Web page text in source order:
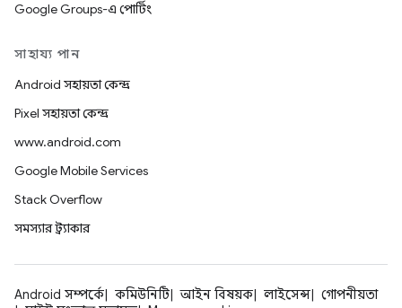
Google Groups-এ পোর্টিং
সাহায্য পান
Android সহায়তা কেন্দ্র
Pixel সহায়তা কেন্দ্র
www.android.com
Google Mobile Services
Stack Overflow
সমস্যার ট্র্যাকার
Android সম্পর্কে কমিউনিটি আইন বিষয়ক লাইসেন্স
গোপনীয়তা